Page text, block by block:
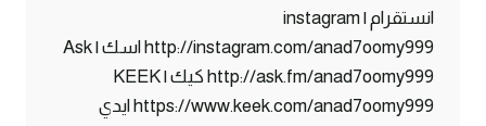
انستقرام | instagram
http://instagram.com/anad7oomy999 اسك | Ask
http://ask.fm/anad7oomy999 كيك | KEEK
https://www.keek.com/anad7oomy999 ايدي